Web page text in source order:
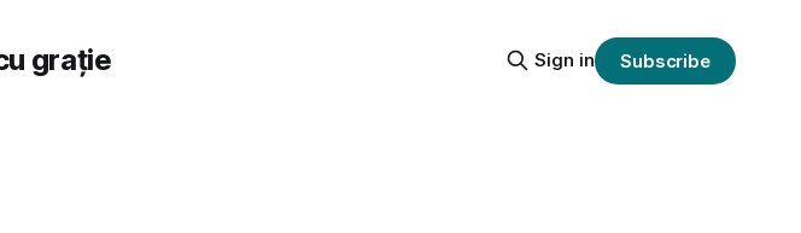
grație Sign in Subscribe